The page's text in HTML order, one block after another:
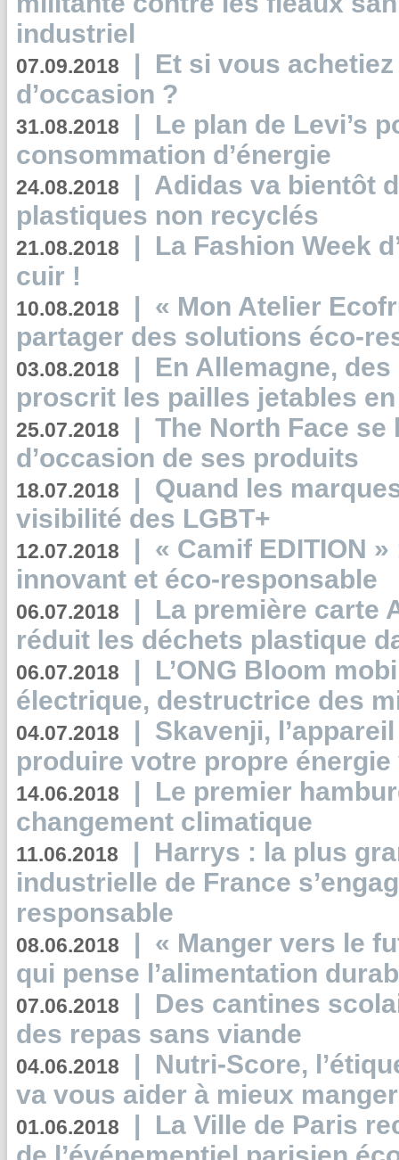
industriel
07.09.2018 | Et si vous
d’occasion ?
31.08.2018 | Le plan de Levi’s
consommation d’énergie
24.08.2018 | Adidas va bientôt
plastiques non recyclés
21.08.2018 | La Fashion Week
cuir !
10.08.2018 | « Mon Atelier
partager des solutions éco-
03.08.2018 | En Allemagne,
proscrit les pailles jetables
25.07.2018 | The North Face se
d’occasion de ses produits
18.07.2018 | Quand les
visibilité des LGBT+
12.07.2018 | « Camif EDITION
innovant et éco-responsable
06.07.2018 | La première carte
réduit les déchets plastique
06.07.2018 | L’ONG Bloom
électrique, destructrice des
04.07.2018 | Skavenji,
produire votre propre
14.06.2018 | Le premier
changement climatique
11.06.2018 | Harrys : la plus
industrielle de France
responsable
08.06.2018 | « Manger vers le
qui pense l’alimentation
07.06.2018 | Des cantines
des repas sans viande
04.06.2018 | Nutri-Score,
va vous aider à mieux
01.06.2018 | La Ville de Paris